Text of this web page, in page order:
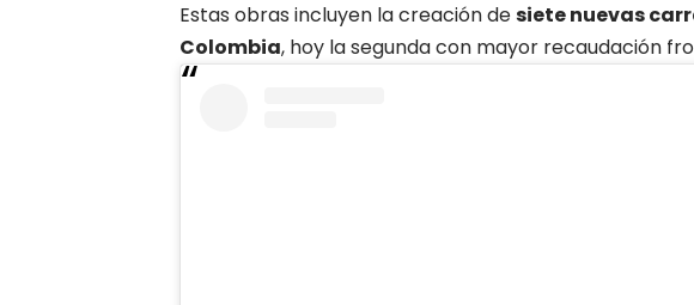
Estas obras incluyen la creación desiete nuevas
Colombia, hoy la segunda con mayor recaudación